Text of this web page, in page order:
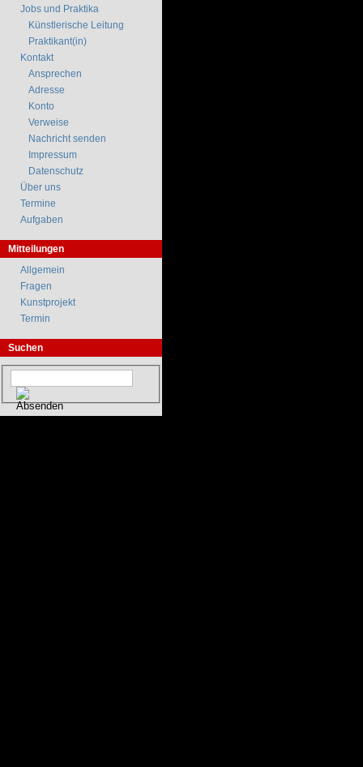
Jobs und Praktika
Künstlerische Leitung
Praktikant(in)
Kontakt
Ansprechen
Adresse
Konto
Verweise
Nachricht senden
Impressum
Datenschutz
Über uns
Termine
Aufgaben
Mitteilungen
Allgemein
Fragen
Kunstprojekt
Termin
Suchen